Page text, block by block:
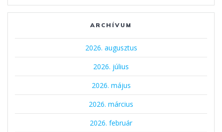
ARCHÍVUM
2026. augusztus
2026. július
2026. május
2026. március
2026. február